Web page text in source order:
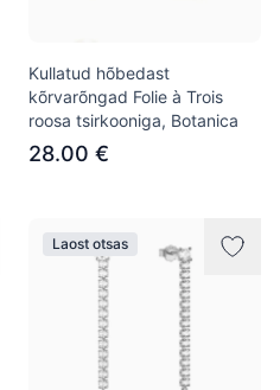
Kullatud hõbedast
kõrvarõngad Folie à Trois
roosa tsirkooniga, Botanica
28.00 €
Laost otsas